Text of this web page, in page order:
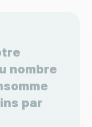
nombre
par